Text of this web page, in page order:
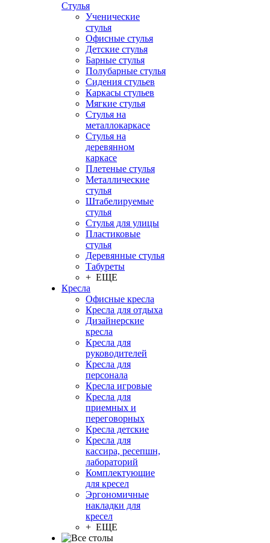
Стулья
Ученические
стулья
Офисные стулья
Детские стулья
Барные стулья
Полубарные стулья
Сидения стульев
Каркасы стульев
Мягкие стулья
Стулья на
металлокаркасе
Стулья на
деревянном
каркасе
Плетеные стулья
Металлические
стулья
Штабелируемые
стулья
Стулья для улицы
Пластиковые
стулья
Деревянные стулья
Табуреты
+ ЕЩЕ
Кресла
Офисные кресла
Кресла для отдыха
Дизайнерские
кресла
Кресла для
руководителей
Кресла для
персонала
Кресла игровые
Кресла для
приемных и
переговорных
Кресла детские
Кресла для
кассира, ресепшн,
лабораторий
Комплектующие
для кресел
Эргономичные
накладки для
кресел
+ ЕЩЕ